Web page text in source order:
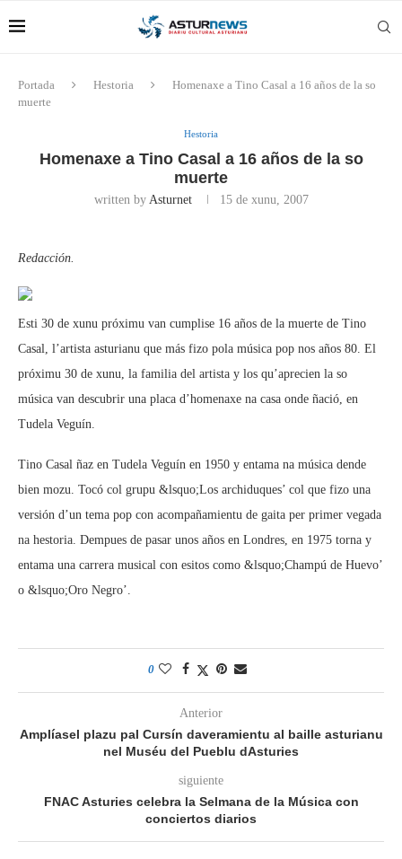
Portada Hestoria
Homenaxe a Tino Casal a 16 años de la so
muerte
Hestoria
Homenaxe a Tino Casal a 16 años de la so
muerte
written by Asturnet 15 de xunu, 2007
Redacción.
Esti 30 de xunu próximu van cumplise 16 años de la muerte de Tino
Casal, l’artista asturianu que más fizo pola música pop nos años 80. El
próximu 30 de xunu, la familia del artista y los qu’aprecien la so
música van descubrir una placa d’homenaxe na casa onde ñació, en
Tudela Veguín.
Tino Casal ñaz en Tudela Veguín en 1950 y entama na música dende
bien mozu. Tocó col grupu &lsquo;Los archiduques’ col que fizo una
versión d’un tema pop con acompañamientu de gaita per primer vegada
na hestoria. Dempues de pasar unos años en Londres, en 1975 torna y
entama una carrera musical con esitos como &lsquo;Champú de Huevo’
o &lsquo;Oro Negro’.
0
Anterior
Amplíasel plazu pal Cursín daveramientu al baille asturianu
nel Muséu del Pueblu dAsturies
siguiente
FNAC Asturies celebra la Selmana de la Música con
conciertos diarios